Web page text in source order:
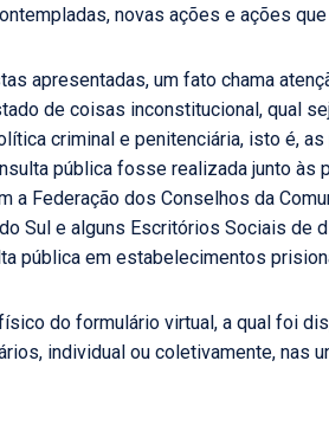
novas ações e ações
apresentadas, um fato chama
de coisas inconstitucional, qual
criminal e penitenciária, isto é,
pública fosse realizada junto
Federação dos Conselhos da
Sul e alguns Escritórios Sociais de
pública em estabelecimentos
do formulário virtual, a qual foi
individual ou coletivamente, nas